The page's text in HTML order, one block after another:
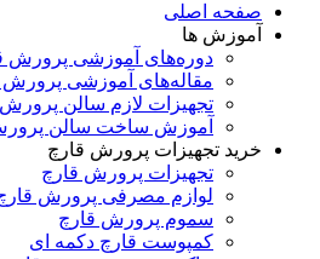
صفحه اصلی
آموزش ها
دوره‌های آموزشی پرورش
مقاله‌های آموزشی پرورش
تجهیزات لازم سالن
آموزش ساخت سالن
خرید تجهیزات پرورش قارچ
تجهیزات پرورش قارچ
لوازم مصرفی پرورش
سموم پرورش قارچ
کمپوست قارچ دکمه‌ ای